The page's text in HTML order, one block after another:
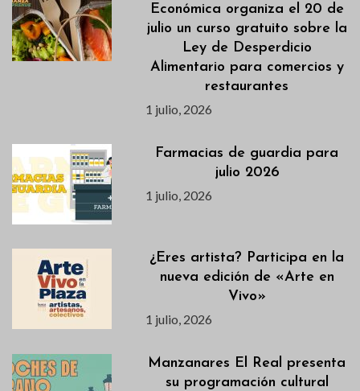
Económica organiza el 20 de
julio un curso gratuito sobre la
Ley de Desperdicio
Alimentario para comercios y
restaurantes
1 julio, 2026
Farmacias de guardia para
julio 2026
1 julio, 2026
¿Eres artista? Participa en la
nueva edición de «Arte en
Vivo»
1 julio, 2026
Manzanares El Real presenta
su programación cultural